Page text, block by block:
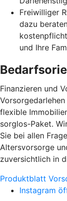
Freiwilliger
dazu
und Ihre
Finanzieren und
flexible
sorglos-Paket.
Sie bei allen
Altersvorsorge
zuversichtlich in
Produktblatt
Instagram